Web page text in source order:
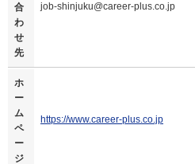
合
わ
せ
先
job-shinjuku@career-plus.co.jp
ホ
ー
ム
ペ
ー
ジ
https://www.career-plus.co.jp